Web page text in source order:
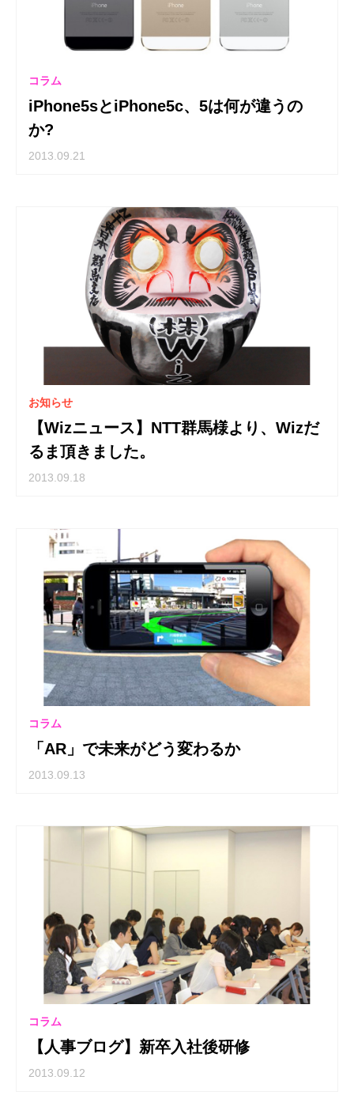
コラム
iPhone5sとiPhone5c、5は何が違うの
か?
2013.09.21
お知らせ
【Wizニュース】NTT群馬様より、Wizだ
るま頂きました。
2013.09.18
コラム
「AR」で未来がどう変わるか
2013.09.13
コラム
【人事ブログ】新卒入社後研修
2013.09.12